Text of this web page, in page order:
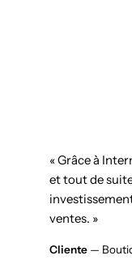
« Grâce à
et tout de
ventes. »
Cliente —